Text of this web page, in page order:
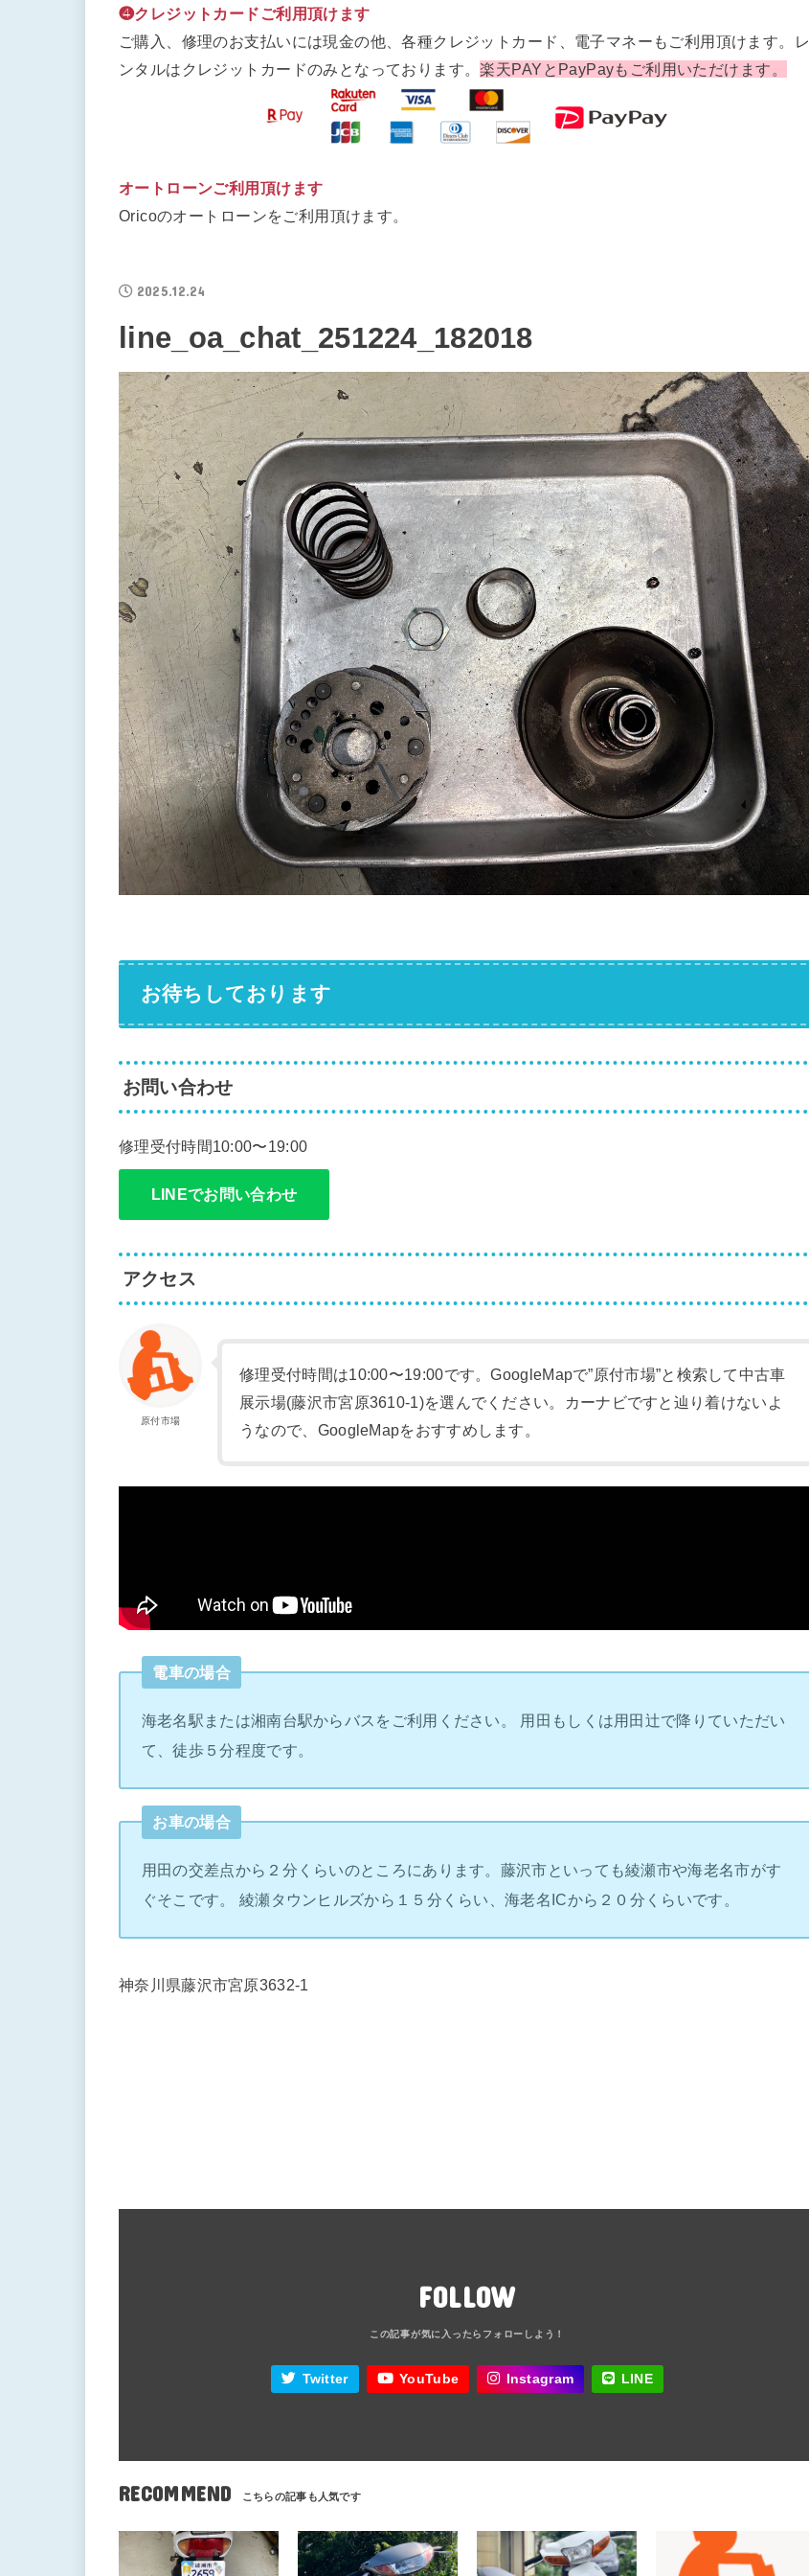
❹クレジットカードご利用頂けます
ご購入、修理のお支払いには現金の他、各種クレジットカード、電子マネーもご利用頂けます。レ
ンタルはクレジットカードのみとなっております。楽天PAYとPayPayもご利用いただけます。
オートローンご利用頂けます
Oricoのオートローンをご利用頂けます。
2025.12.24
line_oa_chat_251224_182018
お待ちしております
お問い合わせ
修理受付時間10:00〜19:00
LINEでお問い合わせ
アクセス
原付市場
修理受付時間は10:00〜19:00です。GoogleMapで”原付市場”と検索して中古車
展示場(藤沢市宮原3610-1)を選んでください。カーナビですと辿り着けないよ
うなので、GoogleMapをおすすめします。
電車の場合
海老名駅または湘南台駅からバスをご利用ください。 用田もしくは用田辻で降りていただい
て、徒歩５分程度です。
お車の場合
用田の交差点から２分くらいのところにあります。藤沢市といっても綾瀬市や海老名市がす
ぐそこです。 綾瀬タウンヒルズから１５分くらい、海老名ICから２０分くらいです。
神奈川県藤沢市宮原3632-1
FOLLOW
Twitter YouTube Instagram LINE
RECOMMEND